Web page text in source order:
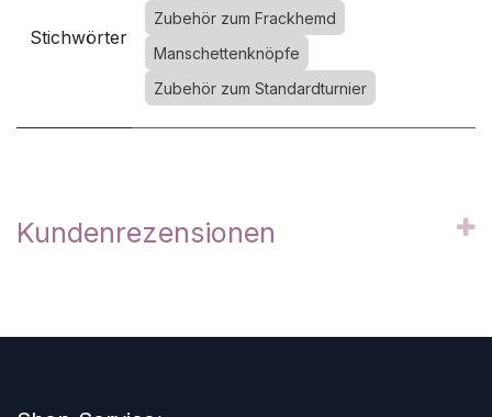
Stichwörter
Zubehör zum Frackhemd
Manschettenknöpfe
Zubehör zum Standardturnier
Kundenrezensionen